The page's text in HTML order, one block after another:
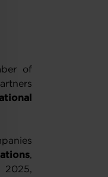
of
,
2025,